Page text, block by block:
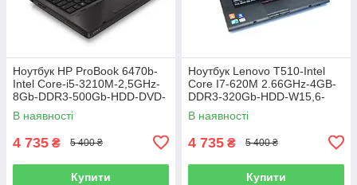
Ноутбук HP ProBook 6470b-
Intel Core-i5-3210M-2,5GHz-
8Gb-DDR3-500Gb-HDD-DVD-
R-W14-HD-Web-(B)-Б/В
В наявності
4 735 ₴ 5 400 ₴
Купити
Ноутбук Lenovo T510-Intel
Core I7-620M 2.66GHz-4GB-
DDR3-320Gb-HDD-W15,6-
NVIDIA NVS 3100m(512mb)-
Web-(B)-Б/В
В наявності
4 735 ₴ 5 400 ₴
Купити